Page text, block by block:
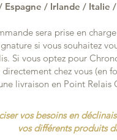
Espagne / Irlande /
sera prise en
si vous souhaitez
Si vous optez pour
chez vous (en
livraison en Point Relais
vos besoins en
vos différents produits